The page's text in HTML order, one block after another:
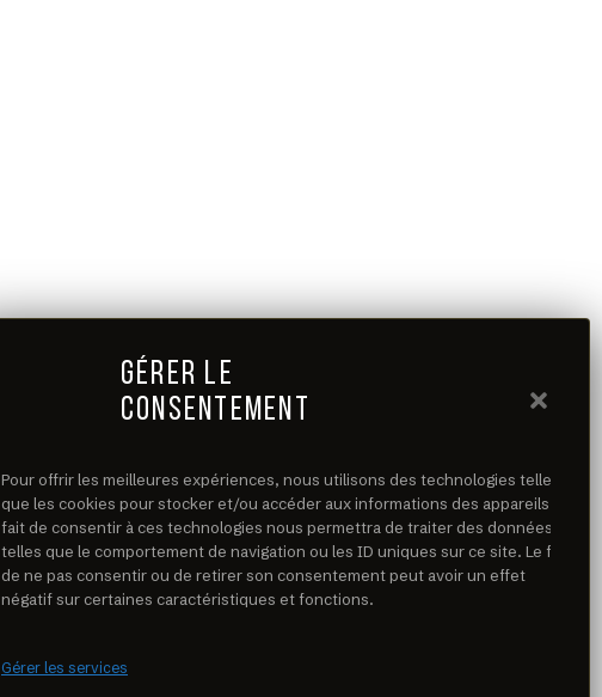
GÉRER LE
CONSENTEMENT
Pour offrir les meilleures expériences, nous utilisons des technologies telles
que les cookies pour stocker et/ou accéder aux informations des appareils. Le
fait de consentir à ces technologies nous permettra de traiter des données
telles que le comportement de navigation ou les ID uniques sur ce site. Le fait
de ne pas consentir ou de retirer son consentement peut avoir un effet
négatif sur certaines caractéristiques et fonctions.
Gérer les services